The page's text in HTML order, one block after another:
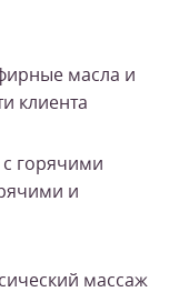
масла и
клиента
горячими
и
массаж